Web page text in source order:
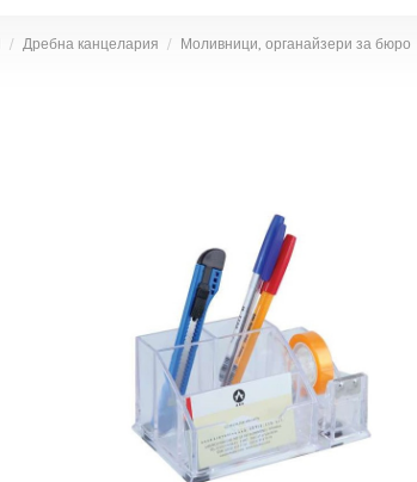
Дребна канцелария Моливници, органайзери за бюро